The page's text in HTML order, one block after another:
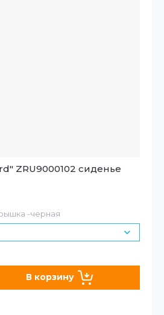
ZRU9000102 сиденье
-черная
В корзину